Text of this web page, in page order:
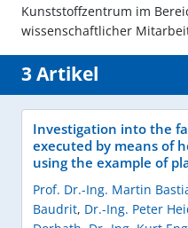
Kunststoffzentrum im
wissenschaftlicher
3 Artikel
Investigation into the
executed by means of
using the example of
Prof. Dr.-Ing. Martin
Baudrit, Dr.-Ing. Peter